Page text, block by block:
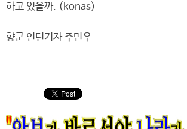
하고 있을까. (konas)
향군 인턴기자 주민우